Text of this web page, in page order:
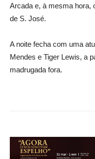
Arcada e, à mesma hora,
de S. José.
A noite fecha com uma
Mendes e Tiger Lewis, a
madrugada fora.